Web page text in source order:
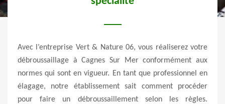
aux
Le débroussaillage à Cagnes Sur Mer par feu dirigé est
une des techniques que l’entreprise Vert & Nature 06 peut
mettre en œuvre pour enlever les broussailles de votre
propriété. Par ailleurs, c’est un procédé qui s’applique
généralement sur les terrains des exploitants agricoles.